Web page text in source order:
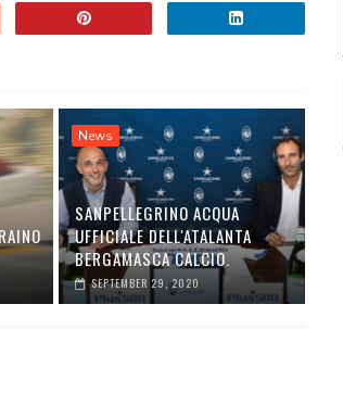
News
SANPELLEGRINO ACQUA
UFFICIALE DELL'ATALANTA
BERGAMASCA CALCIO.
SEPTEMBER 29, 2020